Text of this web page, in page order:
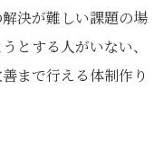
決が難しい課題の場
とする人がいない、
まで行える体制作り